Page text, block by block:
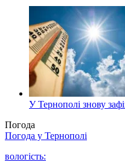
У Тернополі знову
Погода
Погода у Тернополі
вологість: